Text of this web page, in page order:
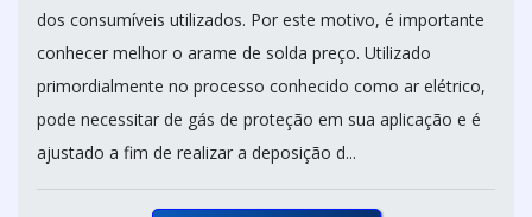
dos consumíveis utilizados. Por este motivo, é importante
conhecer melhor o arame de solda preço. Utilizado
primordialmente no processo conhecido como ar elétrico,
pode necessitar de gás de proteção em sua aplicação e é
ajustado a fim de realizar a deposição d...